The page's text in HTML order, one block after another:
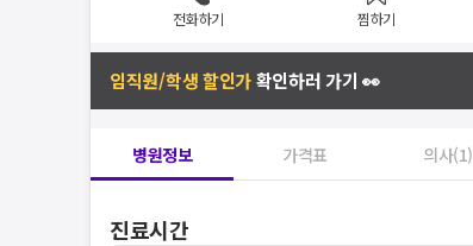
전화하기 찜하기
임직원/학생 할인가확인하러 가기 👀
병원정보 가격표 의사(1)
진료시간